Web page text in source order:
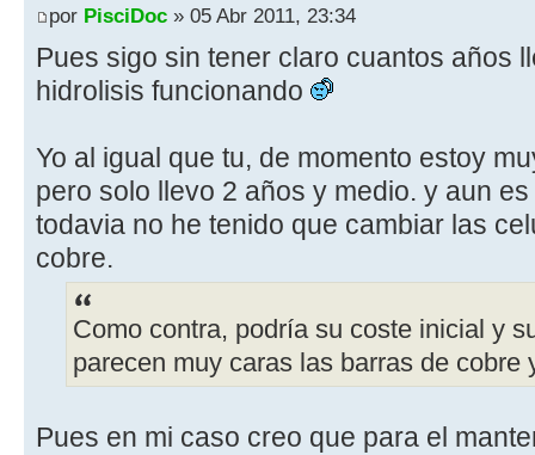
por PisciDoc » 05 Abr 2011, 23:34
Pues sigo sin tener claro cuantos años
hidrolisis funcionando
Yo al igual que tu, de momento estoy
pero solo llevo 2 años y medio. y aun
todavia no he tenido que cambiar las
cobre.
Como contra, podría su coste inicial y
parecen muy caras las barras de cobre
Pues en mi caso creo que para el